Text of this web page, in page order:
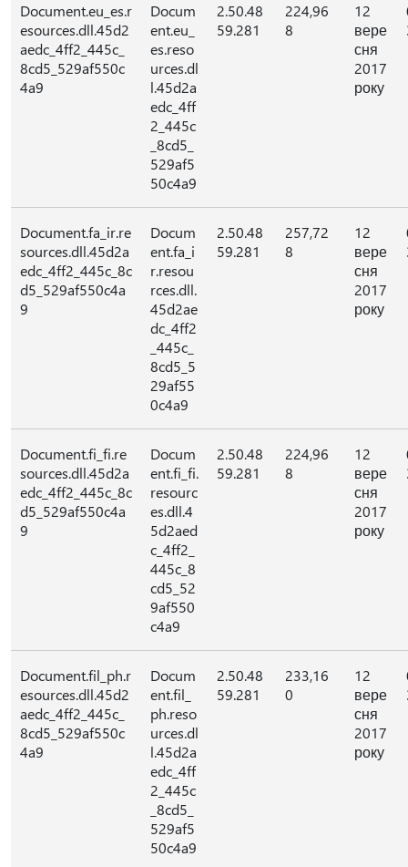
Document.eu_es.r
esources.dll.45d2
aedc_4ff2_445c_
8cd5_529af550c
4a9
Docum
ent.eu_
es.reso
urces.dl
l.45d2a
edc_4ff
2_445c
_8cd5_
529af5
50c4a9
2.50.48
59.281
224,96
8
12
вере
сня
2017
року
Document.fa_ir.re
sources.dll.45d2a
edc_4ff2_445c_8c
d5_529af550c4a
9
Docum
ent.fa_i
r.resou
rces.dll.
45d2ae
dc_4ff2
_445c_
8cd5_5
29af55
0c4a9
2.50.48
59.281
257,72
8
12
вере
сня
2017
року
Document.fi_fi.re
sources.dll.45d2a
edc_4ff2_445c_8c
d5_529af550c4a
9
Docum
ent.fi_fi.
resourc
es.dll.4
5d2aed
c_4ff2_
445c_8
cd5_52
9af550
c4a9
2.50.48
59.281
224,96
8
12
вере
сня
2017
року
Document.fil_ph.r
esources.dll.45d2
aedc_4ff2_445c_
8cd5_529af550c
4a9
Docum
ent.fil_
ph.reso
urces.dl
l.45d2a
edc_4ff
2_445c
_8cd5_
529af5
50c4a9
2.50.48
59.281
233,16
0
12
вере
сня
2017
року